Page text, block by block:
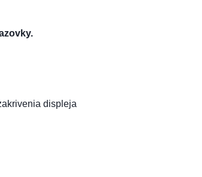
displeja